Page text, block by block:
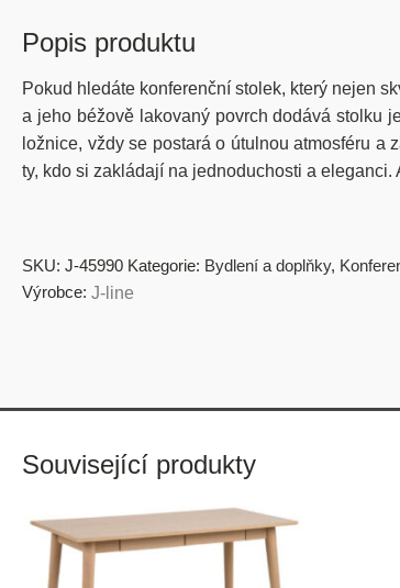
Popis produktu
Pokud hledáte konferenční stolek, který nejen
a jeho béžově lakovaný povrch dodává stolku
ložnice, vždy se postará o útulnou atmosféru
ty, kdo si zakládají na jednoduchosti a
SKU: J-45990 Kategorie: Bydlení a doplňky,
Výrobce: J-line
Související produkty